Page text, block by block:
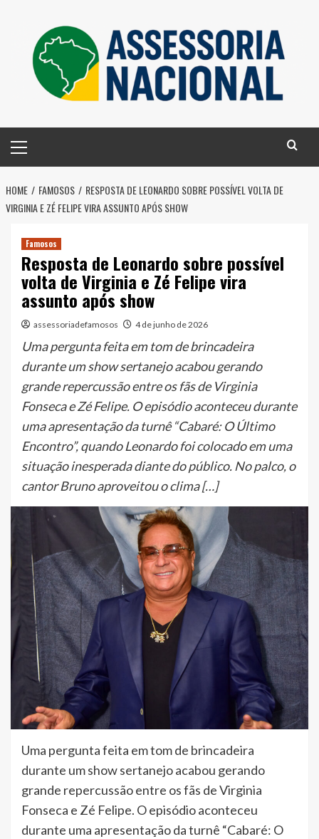
content
Menu
HOME FAMOSOS
RESPOSTA DE LEONARDO SOBRE POSSÍVEL VOLTA DE
VIRGINIA E ZÉ FELIPE VIRA ASSUNTO APÓS SHOW
Famosos
Resposta de Leonardo sobre possível
volta de Virginia e Zé Felipe vira
assunto após show
assessoriadefamosos 4 de junho de 2026
Uma pergunta feita em tom de brincadeira
durante um show sertanejo acabou gerando
grande repercussão entre os fãs de Virginia
Fonseca e Zé Felipe. O episódio aconteceu durante
uma apresentação da turnê “Cabaré: O Último
Encontro”, quando Leonardo foi colocado em uma
situação inesperada diante do público. No palco, o
cantor Bruno aproveitou o clima […]
Uma pergunta feita em tom de brincadeira
durante um show sertanejo acabou gerando
grande repercussão entre os fãs de Virginia
Fonseca e Zé Felipe. O episódio aconteceu
durante uma apresentação da turnê “Cabaré: O